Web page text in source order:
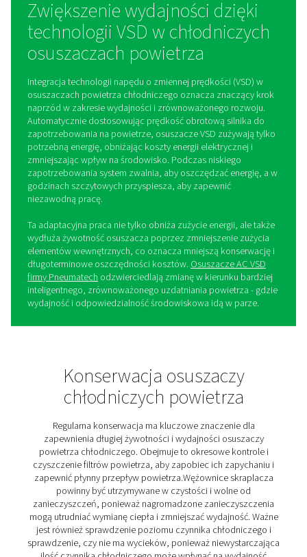
zapotrzebowanie na powietrze nie waha się
zapewniając tym samym ekonomiczne rozwiązanie do
osuszania powietrza.
Cykliczne osuszacze chłodnicze powietrza
Cykliczne osuszacze chłodnicze są z kolei
aby dostosowywać się do zmiennego
sprężone powietrze. Osuszacze te mogą zmieniać
wydajność chłodniczą, dostosowując pracę
chłodniczej do rzeczywistego zapotrzebowania na
Gdy zapotrzebowanie na osuszone powietrze jest
osuszacz zmniejsza swoją wydajność
oszczędzając energię i obniżając koszty
Ta zdolność do włączania i wyłączania w
zapotrzebowanie nie tylko zwiększa
energetyczną, ale także przyczynia się do długiej
komponentów systemu osuszacza. Ten typ
powietrza jest idealny do zastosowań, w których
na powietrze, osuszacze cykliczne oferują
rozwiązanie, zmniejszając ogólny ślad
uzdatniania powietrza.
Zarówno osuszacze niecykliczne, jak i cykliczne
chłodnicze mają swoje unikalne zalety i są
podstawie specyficznych wymagań danego
Zrozumienie wzorców zapotrzebowania na powietrze
działalności ma kluczowe znaczenie dla wyboru
odpowiedniego typu osuszacza powietrza
zapewniającego optymalną wydajność,
energetyczną i opłacalność.